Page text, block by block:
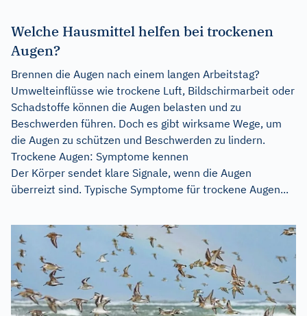
Welche Hausmittel helfen bei trockenen
Augen?
Brennen die Augen nach einem langen Arbeitstag?
Umwelteinflüsse wie trockene Luft, Bildschirmarbeit oder
Schadstoffe können die Augen belasten und zu
Beschwerden führen. Doch es gibt wirksame Wege, um
die Augen zu schützen und Beschwerden zu lindern.
Trockene Augen: Symptome kennen
Der Körper sendet klare Signale, wenn die Augen
überreizt sind. Typische Symptome für trockene Augen...